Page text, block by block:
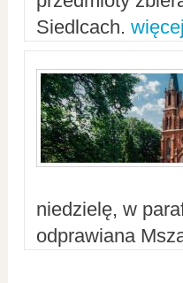
Siedlcach.
niedzielę, w
odprawiana